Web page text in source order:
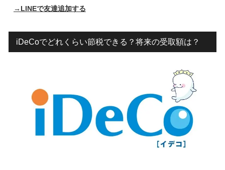
→LINEで友達追加する
iDeCoでどれくらい節税できる？将来の受取額は？